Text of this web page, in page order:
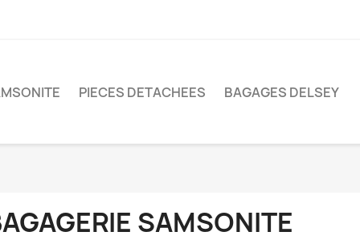
PIECES DETACHEES BAGAGES DELSEY
SAMSONITE